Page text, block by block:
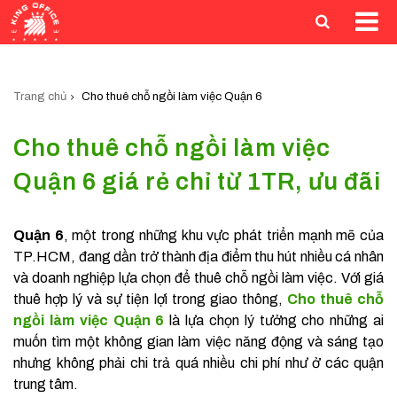
Trang chủ Cho thuê chỗ ngồi làm việc Quận 6
Cho thuê chỗ ngồi làm việc
Quận 6 giá rẻ chỉ từ 1TR, ưu đãi
Quận 6, một trong những khu vực phát triển mạnh mẽ của
TP.HCM, đang dần trở thành địa điểm thu hút nhiều cá nhân
và doanh nghiệp lựa chọn để thuê chỗ ngồi làm việc. Với giá
thuê hợp lý và sự tiện lợi trong giao thông, Cho thuê chỗ
ngồi làm việc Quận 6 là lựa chọn lý tưởng cho những ai
muốn tìm một không gian làm việc năng động và sáng tạo
nhưng không phải chi trả quá nhiều chi phí như ở các quận
trung tâm.